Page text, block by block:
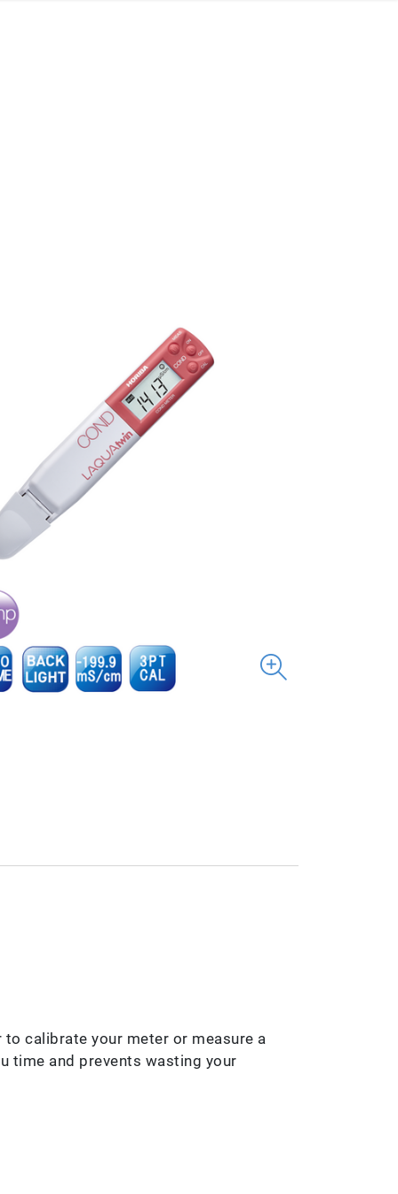
calibrate your meter or measure a
time and prevents wasting your